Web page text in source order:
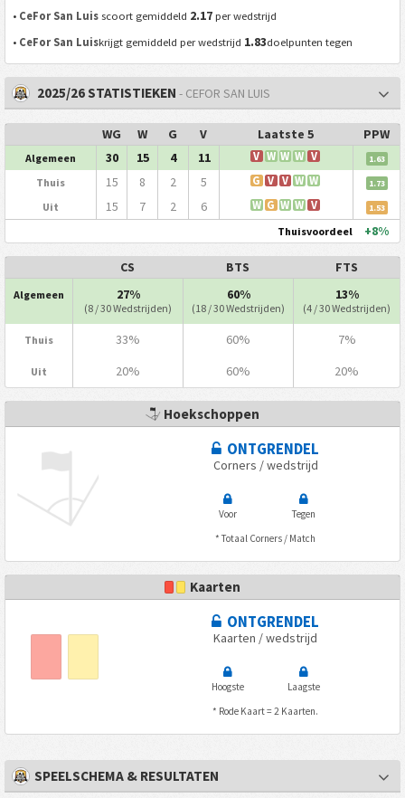
• CeFor San Luis scoort gemiddeld 2.17 per wedstrijd
• CeFor San Luiskrijgt gemiddeld per wedstrijd 1.83doelpunten tegen
2025/26 STATISTIEKEN - CEFOR SAN LUIS
WG W G V Laatste 5 PPW
Algemeen 30 15 4 11 V W W W V 1.63
Thuis 15 8 2 5 G V V W W 1.73
Uit 15 7 2 6 W G W W V 1.53
Thuisvoordeel +8%
CS BTS FTS
Algemeen 27%
(8 / 30 Wedstrijden)
60%
(18 / 30 Wedstrijden)
13%
(4 / 30 Wedstrijden)
Thuis 33% 60% 7%
Uit 20% 60% 20%
Hoekschoppen
ONTGRENDEL
Corners / wedstrijd
Voor
Tegen
* Totaal Corners / Match
Kaarten
ONTGRENDEL
Kaarten / wedstrijd
Hoogste
Laagste
* Rode Kaart = 2 Kaarten.
SPEELSCHEMA & RESULTATEN